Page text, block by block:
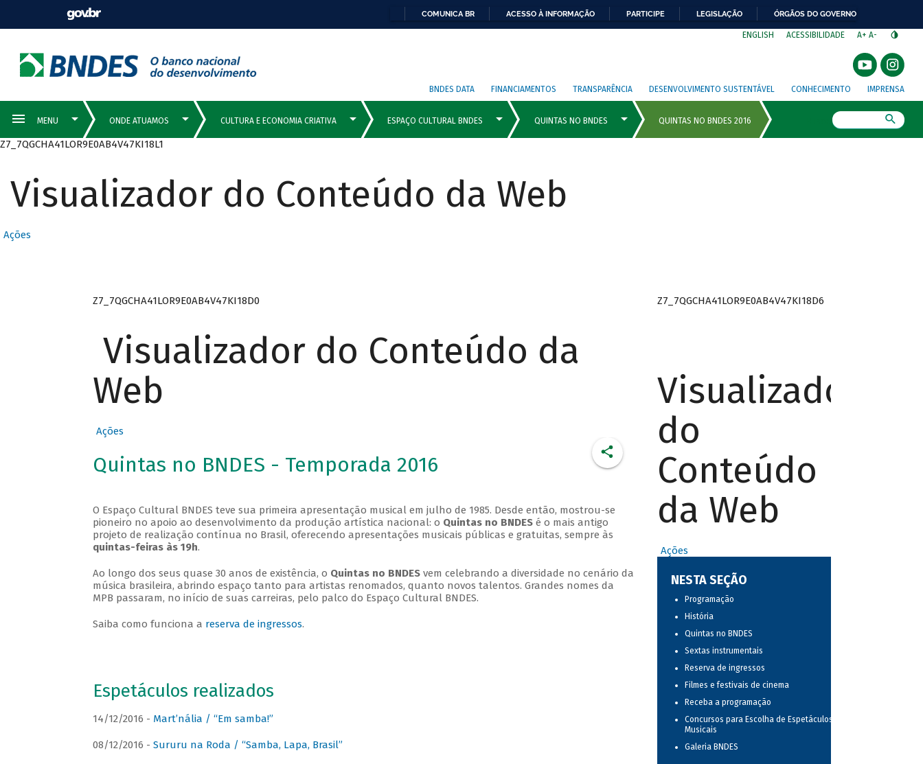
COMUNICA BR ACESSO À INFORMAÇÃO PARTICIPE LEGISLAÇÃO ÓRGÃOS DO GOVERNO
ENGLISH ACESSIBILIDADE A+ A-
BNDES DATA FINANCIAMENTOS TRANSPARÊNCIA DESENVOLVIMENTO SUSTENTÁVEL CONHECIMENTO IMPRENSA
Z7_7QGCHA41LOR9E0AB4V47KI18L1
Visualizador do Conteúdo da Web
Ações
Z7_7QGCHA41LOR9E0AB4V47KI18D0
Visualizador do Conteúdo da
Web
Ações
Quintas no BNDES - Temporada 2016
O Espaço Cultural BNDES teve sua primeira apresentação musical em julho de 1985. Desde então, mostrou-se
pioneiro no apoio ao desenvolvimento da produção artística nacional: o Quintas no BNDESé o mais antigo
projeto de realização contínua no Brasil, oferecendo apresentações musicais públicas e gratuitas, sempre às
quintas-feiras às 19h.
Ao longo dos seus quase 30 anos de existência, o Quintas no BNDESvem celebrando a diversidade no cenário da
música brasileira, abrindo espaço tanto para artistas renomados, quanto novos talentos. Grandes nomes da
MPB passaram, no início de suas carreiras, pelo palco do Espaço Cultural BNDES.
Saiba como funciona a reserva de ingressos.
Espetáculos realizados
14/12/2016 - Mart’nália / “Em samba!”
08/12/2016 - Sururu na Roda / “Samba, Lapa, Brasil”
Z7_7QGCHA41LOR9E0AB4V47KI18D6
Visualizador
do
Conteúdo
da Web
Ações
NESTA SEÇÃO
Programação
História
Quintas no BNDES
Sextas instrumentais
Reserva de ingressos
Filmes e festivais de cinema
Receba a programação
Concursos para Escolha de Espetáculos
Musicais
Galeria BNDES